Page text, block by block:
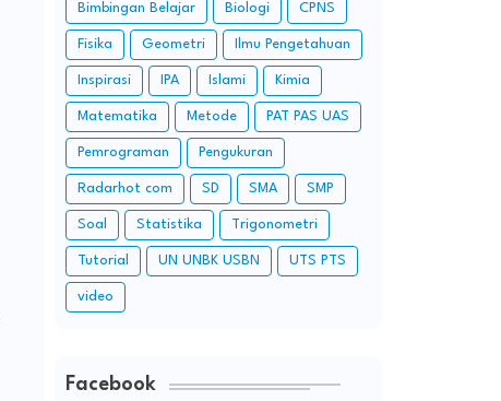
Bimbingan Belajar Biologi CPNS
Fisika Geometri Ilmu Pengetahuan
Inspirasi IPA Islami Kimia
Matematika Metode PAT PAS UAS
Pemrograman Pengukuran
Radarhot com SD SMA SMP
Soal Statistika Trigonometri
Tutorial UN UNBK USBN UTS PTS
video
Facebook